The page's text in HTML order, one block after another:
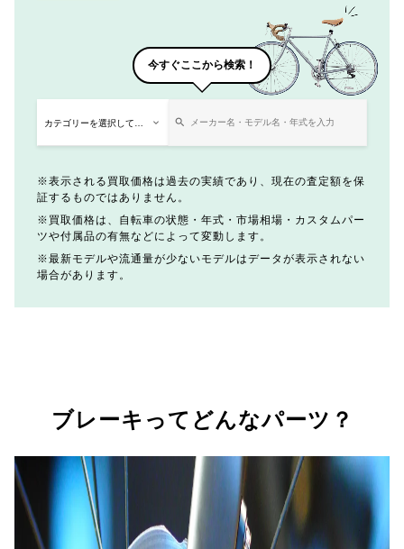
今すぐここから検索！
表示される買取価格は過去の実績であり、現在の査定額を保
証するものではありません。
買取価格は、自転車の状態・年式・市場相場・カスタムパー
ツや付属品の有無などによって変動します。
最新モデルや流通量が少ないモデルはデータが表示されない
場合があります。
ブレーキってどんなパーツ？